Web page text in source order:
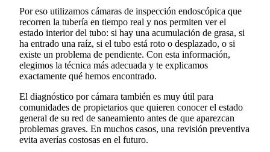
Por eso utilizamos cámaras de inspección endoscópica que
recorren la tubería en tiempo real y nos permiten ver el
estado interior del tubo: si hay una acumulación de grasa, si
ha entrado una raíz, si el tubo está roto o desplazado, o si
existe un problema de pendiente. Con esta información,
elegimos la técnica más adecuada y te explicamos
exactamente qué hemos encontrado.
El diagnóstico por cámara también es muy útil para
comunidades de propietarios que quieren conocer el estado
general de su red de saneamiento antes de que aparezcan
problemas graves. En muchos casos, una revisión preventiva
evita averías costosas en el futuro.